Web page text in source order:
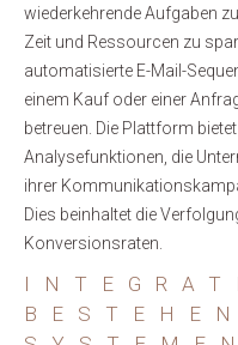
wiederkehrende Aufgaben
Zeit und Ressourcen zu
automatisierte E-Mail-
einem Kauf oder einer
betreuen. Die Plattform
Analysefunktionen, die
ihrer
Dies beinhaltet die
Konversionsraten.